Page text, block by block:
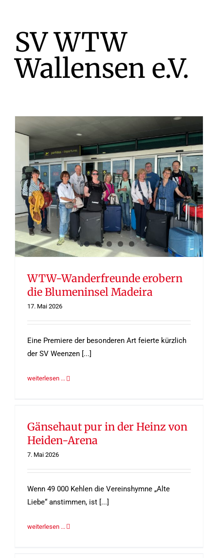
SV WTW
Wallensen e.V.
WTW-Wanderfreunde erobern
die Blumeninsel Madeira
17. Mai 2026
Eine Premiere der besonderen Art feierte kürzlich
der SV Weenzen [...]
weiterlesen ...
Gänsehaut pur in der Heinz von
Heiden-Arena
7. Mai 2026
Wenn 49 000 Kehlen die Vereinshymne „Alte
Liebe“ anstimmen, ist [...]
weiterlesen ...